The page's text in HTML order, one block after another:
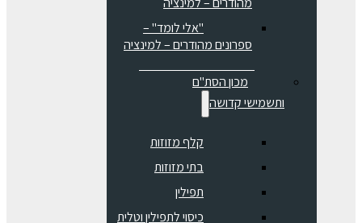
"אלי לומד" –
ספרונים מהודרים – למינציה
מכון הסת"ם
ותשמישי קדושה
קלף מזוזות
בתי מזוזות
תפילין
כיסוי לתפילין וטלית